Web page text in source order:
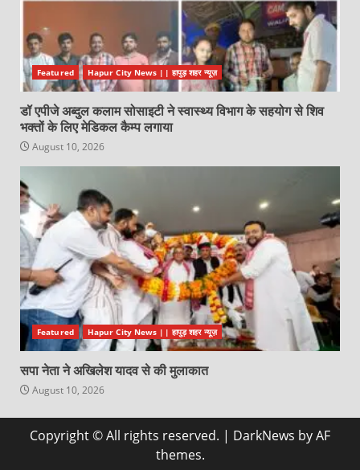
Featured Hapur City News || हापुड़ शहर न्यूज़
डॉ एपीजे अब्दुल कलाम सोसाइटी ने स्वास्थ्य विभाग के सहयोग से शिव
भक्तों के लिए मेडिकल कैम्प लगाया
August 10, 2026
Featured Hapur City News || हापुड़ शहर न्यूज़
सपा नेता ने अखिलेश यादव से की मुलाकात
August 10, 2026
Copyright © All rights reserved. | DarkNews by AF
themes.